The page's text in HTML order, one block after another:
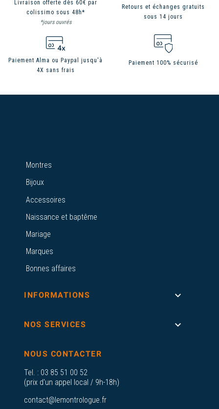
Livraison offerte dès 60€ par
colissimo sous 48h*
*jours ouvrés
Retours et échanges gratuits
sous 14 jours
Paiement Alma ou Paypal jusqu'à
4X sans frais
Paiement 100% sécurisé
Montres
Bijoux
Accessoires
Naissance et baptême
Mariage
Marques
Bonnes affaires
INFORMATIONS 
NOS SERVICES 
NOUS CONTACTER
Tel. : 03 85 51 00 52
(prix d'un appel local / 9h-18h)
contact@lemontrologue.fr